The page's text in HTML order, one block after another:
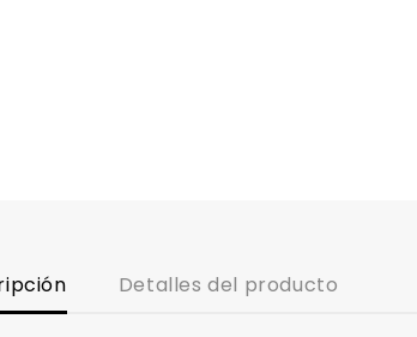
Detalles del producto